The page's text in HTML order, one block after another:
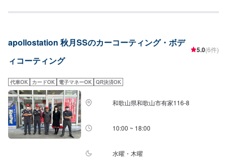
（SSサイズ）2,970円（Sサイズ）3,310円（Mサイズ）3,620円（Lサイズ）
たはキーパーコーティングの前処理・汚れ落としできれいに取ることが可
能）◉樹液取り（作業時間：15分〜）「松ヤニ」などの樹液を、きれいに取り
ます。（コーティングの前処理で取れることがあります）◉石灰のシミ取り工
場から待ってくる石灰の粉。放っておくと白い汚れがこびりつきます。（コ
ーティングの前段階で取れることも多い）※症状によって別途お見積り。◉花
粉のシミ取り塗装にこびりつく花粉。（夏まで放っておくとなくなることが
ほとんどです）⚪︎施工価格（車サイズ）2,750円（SSサイズ）2,970円（Sサ
イズ）3,310円（Mサイズ）3,620円（Lサイズ）4,180円（LLサイズ）4,730
円（XLサイズ）＜＜サイドメニュー＞＞◉樹脂フェンダーキーパー（作業時
間：50分〜）無塗装樹脂パーツをコートし色あせを防ぎ汚れから守ります。
12,200円車種によって値段が変わります。◉ホイールクリーニング（作業時
間：10分〜）2,200円◉ホイールコーティング分厚いガラス被膜でホイールを
しっかり守ります。【シングル】（作業時間：50分〜）分厚い1層のガラス
被膜10,400円（〜15インチ）11,800円（16〜19インチ）13,900円（20イン
分〜3時間）＞一年に一回の施工で愛車の輝きを保ちます！⚪︎施工価格（車サ
シュキーパー（作業時間：2時間）＞汚れの密着を防ぐ独特な防汚能力を持つ
コーティングです。青空駐車でも綺麗を保つ！ノーメンテで1年耐久！⚪︎施工
価格（車サイズ）27,400円（SSサイズ）29,500円（Sサイズ）31,800円（M
＜ダイヤモンドキーパー（作業時間：3〜8時間）＞人気メニュー！二層コー
ティングで塗装の色をより濃く透明な艶を加える！ノーメンテで3年耐久！
（メンテありで5年耐久）⚪︎施工価格（車サイズ）49,900円（SSサイズ）
55,100円（Sサイズ）60,400円（Mサイズ）64,400円（Lサイズ）70,900円
（LLサイズ）90,700円（XLサイズ）▶︎プレミアム仕様（細かい部分まで施
工）⚪︎施工価格（車サイズ）74,600円（SSサイズ）83,000円（Sサイズ）
90,300円（Mサイズ）96,600円（Lサイズ）106,100円（LLサイズ）136,500
ダイヤモンドキーパーの下部のレジン被膜を2層重ねた三層コーティング！ノ
apollostation 秋月SSのカーコーティング・ボデ
ィコーティング
5.0(6件)
代車OK カードOK 電子マネーOK QR決済OK
和歌山県和歌山市有家116-8
10:00 ~ 18:00
水曜・木曜